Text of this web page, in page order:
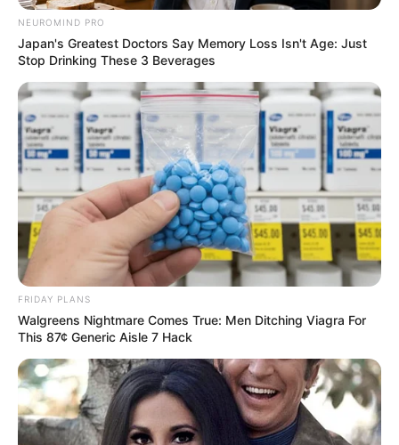
NEUROMIND PRO
Japan's Greatest Doctors Say Memory Loss Isn't Age: Just
Stop Drinking These 3 Beverages
FRIDAY PLANS
Walgreens Nightmare Comes True: Men Ditching Viagra For
This 87¢ Generic Aisle 7 Hack